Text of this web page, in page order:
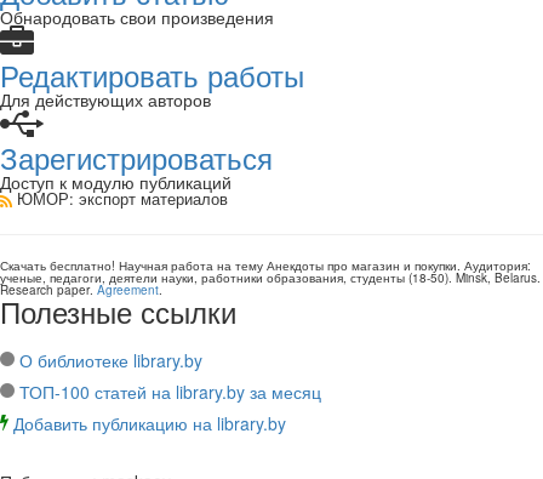
Обнародовать свои произведения
Редактировать работы
Для действующих авторов
Зарегистрироваться
Доступ к модулю публикаций
ЮМОР: экспорт материалов
Скачать бесплатно! Научная работа на тему Анекдоты про магазин и покупки. Аудитория:
ученые, педагоги, деятели науки, работники образования, студенты (18-50). Minsk, Belarus.
Research paper. Agreement.
Полезные ссылки
О библиотеке library.by
ТОП-100 статей на library.by за месяц
Добавить публикацию на library.by